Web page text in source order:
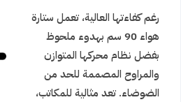
رغم كفاءتها العالية، تعمل ستارة
هواء 90 سم بهدوء ملحوظ
بفضل نظام محركها المتوازن
والمراوح المصممة للحد من
الضوضاء. تعد مثالية للمكاتب،